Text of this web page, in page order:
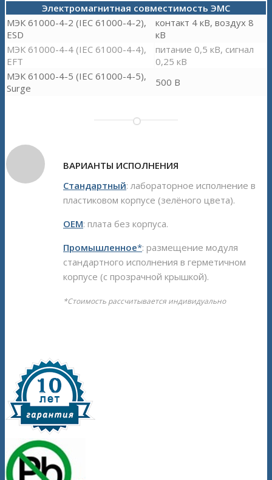
Электромагнитная совместимость ЭМС
МЭК 61000-4-2 (IEC 61000-4-2),
ESD
контакт 4 кВ, воздух 8
кВ
МЭК 61000-4-4 (IEC 61000-4-4),
EFT
питание 0,5 кВ, сигнал
0,25 кВ
МЭК 61000-4-5 (IEC 61000-4-5),
Surge
500 В
ВАРИАНТЫ ИСПОЛНЕНИЯ
Стандартный: лабораторное исполнение в
пластиковом корпусе (зелёного цвета).
ОЕМ: плата без корпуса.
Промышленное*: размещение модуля
стандартного исполнения в герметичном
корпусе (с прозрачной крышкой).
*Стоимость рассчитывается индивидуально